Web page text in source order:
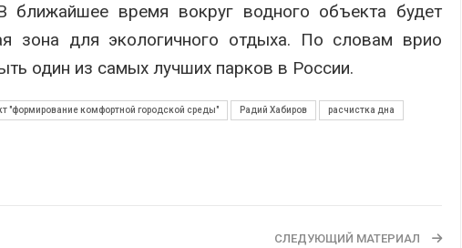
время вокруг водного объекта будет
зона для экологичного отдыха. По словам врио
один из самых лучших парков в России.
"формирование комфортной городской среды" Радий Хабиров расчистка дна
СЛЕДУЮЩИЙ МАТЕРИАЛ
В Кении противников
проверяют по статье о
терроризме
Суд запретил
Авг 6, 2026
Приложение «Экопульс»
для контроля мусорных
Авг 6, 2026